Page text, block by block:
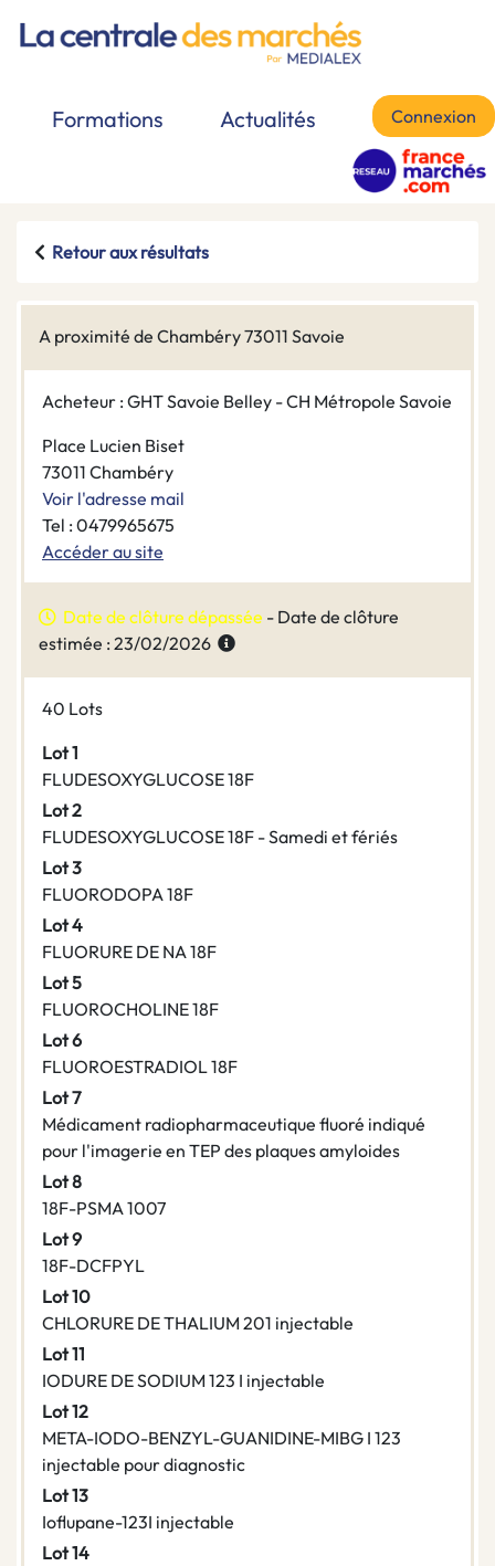
Formations Actualités Connexion
Retour aux résultats
A proximité de Chambéry 73011 Savoie
Acheteur : GHT Savoie Belley - CH Métropole Savoie
Place Lucien Biset
73011 Chambéry
Voir l'adresse mail
Tel : 0479965675
Accéder au site
Date de clôture dépassée - Date de clôture
estimée : 23/02/2026
40 Lots
Lot 1
FLUDESOXYGLUCOSE 18F
Lot 2
FLUDESOXYGLUCOSE 18F - Samedi et fériés
Lot 3
FLUORODOPA 18F
Lot 4
FLUORURE DE NA 18F
Lot 5
FLUOROCHOLINE 18F
Lot 6
FLUOROESTRADIOL 18F
Lot 7
Médicament radiopharmaceutique fluoré indiqué
pour l'imagerie en TEP des plaques amyloides
Lot 8
18F-PSMA 1007
Lot 9
18F-DCFPYL
Lot 10
CHLORURE DE THALIUM 201 injectable
Lot 11
IODURE DE SODIUM 123 I injectable
Lot 12
META-IODO-BENZYL-GUANIDINE-MIBG I 123
injectable pour diagnostic
Lot 13
Ioflupane-123I injectable
Lot 14